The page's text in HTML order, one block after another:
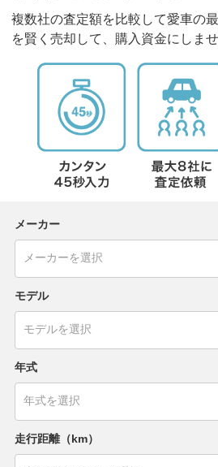
複数社の査定額を比較して愛車の
を賢く売却して、購入資金にしま
メーカー
モデル
年式
走行距離（km）